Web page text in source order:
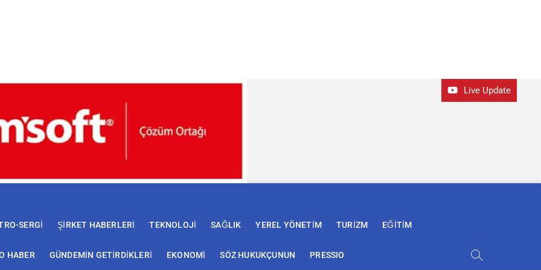
Live Update
SERGİ ŞİRKET HABERLERİ TEKNOLOJİ SAĞLIK YEREL YÖNETİM TURİZM EĞİTİM
HABER GÜNDEMİN GETİRDİKLERİ EKONOMİ SÖZ HUKUKÇUNUN PRESSIO